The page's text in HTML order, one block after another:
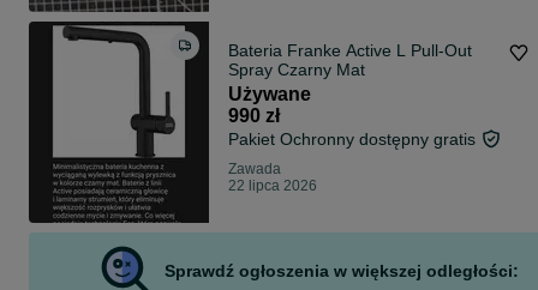
Bateria Franke Active L Pull-Out
Spray Czarny Mat
Używane
990 zł
Pakiet Ochronny dostępny gratis
Zawada
22 lipca 2026
Sprawdź ogłoszenia w większej odległości: